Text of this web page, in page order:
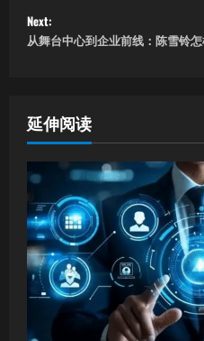
s
t
a
v
i
g
a
Next:
从舞台中心到企业前线：陈雪铃
延伸阅读